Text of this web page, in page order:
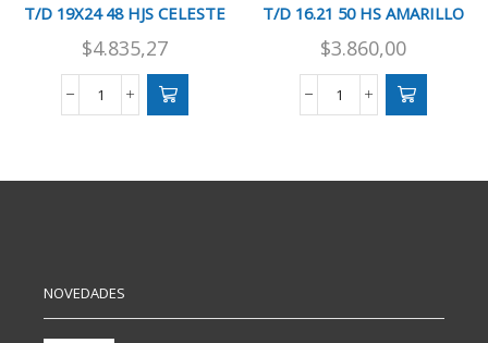
T/D 19X24 48 HJS CELESTE
$4.835,27
CUADERNO
48
T/D 16.21 50 HS AMARILLO
RAY
$3.860,00
CUADERNO
50
NOVEDADES